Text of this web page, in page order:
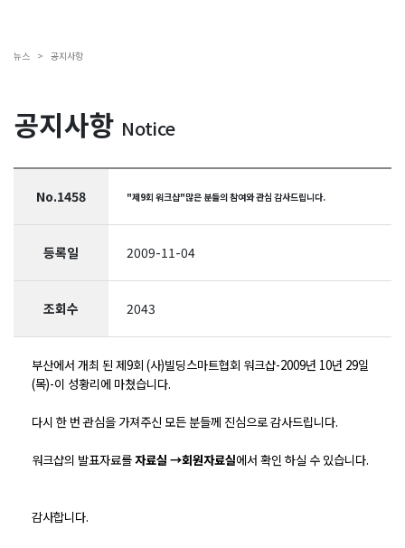
뉴스 > 공지사항
공지사항 Notice
No.1458 "제9회 워크샵"많은 분들의 참여와 관심 감사드립니다.
등록일 2009-11-04
조회수 2043
부산에서 개최 된 제9회 (사)빌딩스마트협회 워크샵-2009년 10년 29일
(목)-이 성황리에 마쳤습니다.
다시 한 번 관심을 가져주신 모든 분들께 진심으로 감사드립니다.
워크샵의 발표자료를자료실 →회원자료실에서 확인 하실 수 있습니다.
감사합니다.